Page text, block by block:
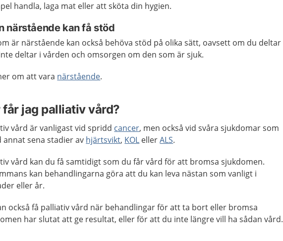
handla, laga mat eller att sköta din hygien.
närstående kan få stöd
är närstående kan också behöva stöd på olika sätt, oavsett om du deltar
deltar i vården och omsorgen om den som är sjuk.
om att vara närstående.
får jag palliativ vård?
vård är vanligast vid spridd cancer, men också vid svåra sjukdomar som
annat sena stadier av hjärtsvikt, KOL ellerALS.
vård kan du få samtidigt som du får vård för att bromsa sjukdomen.
kan behandlingarna göra att du kan leva nästan som vanligt i
eller år.
också få palliativ vård när behandlingar för att ta bort eller bromsa
har slutat att ge resultat, eller för att du inte längre vill ha sådan vård.